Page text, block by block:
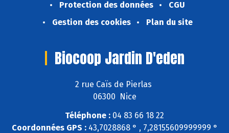
Protection des données
CGU
Gestion des cookies
Plan du site
Biocoop Jardin D'eden
2 rue Caïs de Pierlas
06300 Nice
Téléphone : 04 83 66 18 22
Coordonnées GPS :43,7028868 ° , 7,28155609999999 °